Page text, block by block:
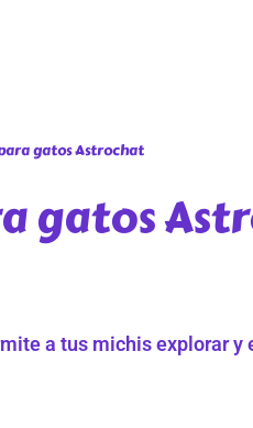
gatos Astrochat
gatos
a tus michis explorar y